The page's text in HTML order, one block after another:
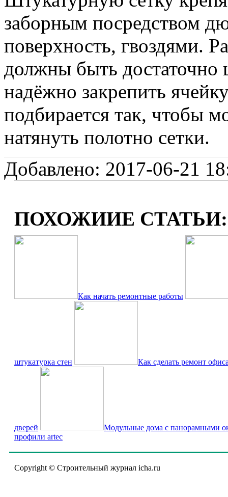
заборным посредством
поверхность, гвоздями.
должны быть
надёжно закрепить
подбирается так, чтобы
натянуть полотно сетки.
Добавлено: 2017-06-21
ПОХОЖИИЕ СТАТЬИ:
Как начать ремонтные работы
штукатурка стен Как сделать ремонт
дверей
Модульные дома с панорамными
профили artec
Copyright © Строительный журнал icha.ru